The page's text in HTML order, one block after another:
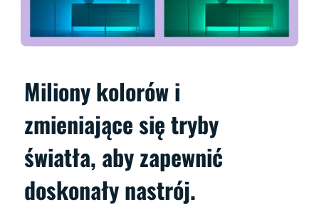
Miliony kolorów i
zmieniające się tryby
światła, aby zapewnić
doskonały nastrój.